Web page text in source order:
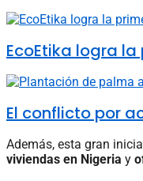
EcoEtika logra
El conflicto por
Además, esta gran
viviendas en Nigeria y